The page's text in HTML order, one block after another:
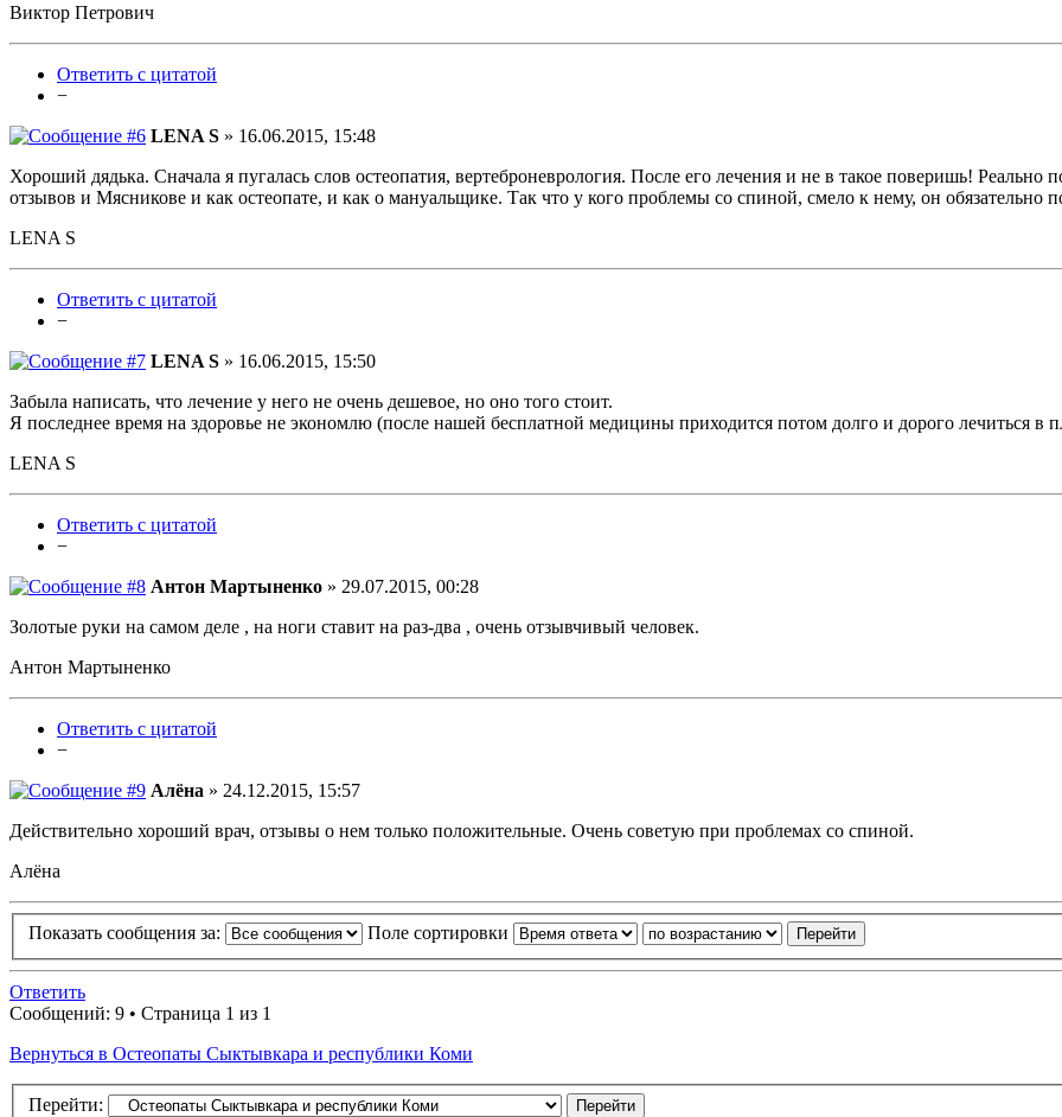
Виктор Петрович
Ответить с цитатой
−
LENA S » 16.06.2015, 15:48
Хороший дядька. Сначала я пугалась слов остеопатия, вертеброневрология. После его лечения и не в такое поверишь!
отзывов и Мясникове и как остеопате, и как о мануальщике. Так что у кого проблемы со спиной, смело к нему, он обязательно
LENA S
Ответить с цитатой
−
LENA S » 16.06.2015, 15:50
Забыла написать, что лечение у него не очень дешевое, но оно того стоит.
Я последнее время на здоровье не экономлю (после нашей бесплатной медицины приходится потом долго и дорого лечиться в
LENA S
Ответить с цитатой
−
Антон Мартыненко » 29.07.2015, 00:28
Золотые руки на самом деле , на ноги ставит на раз-два , очень отзывчивый человек.
Антон Мартыненко
Ответить с цитатой
−
Алёна » 24.12.2015, 15:57
Действительно хороший врач, отзывы о нем только положительные. Очень советую при проблемах со спиной.
Алёна
Показать сообщения за: Поле сортировки
Ответить
Сообщений: 9 • Страница 1 из 1
Вернуться в Остеопаты Сыктывкара и республики Коми
Перейти: